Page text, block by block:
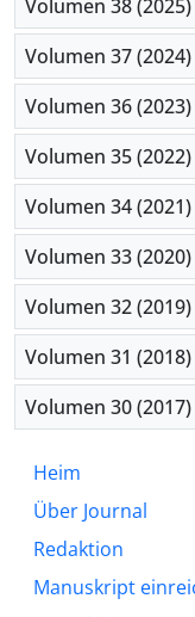
Volumen 38 (2025)
Volumen 37 (2024)
Volumen 36 (2023)
Volumen 35 (2022)
Volumen 34 (2021)
Volumen 33 (2020)
Volumen 32 (2019)
Volumen 31 (2018)
Volumen 30 (2017)
Heim
Über Journal
Redaktion
Manuskript